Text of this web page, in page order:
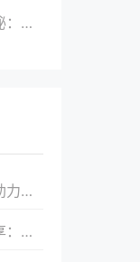
机
付
率